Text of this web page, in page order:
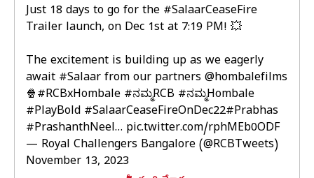
Just 18 days to go for the #SalaarCeaseFire
Trailer launch, on Dec 1st at 7:19 PM! 💥
The excitement is building up as we eagerly
await #Salaar from our partners @hombalefilms
🍿#RCBxHombale #ನಮ್ಮRCB #ನಮ್ಮHombale
#PlayBold #SalaarCeaseFireOnDec22#Prabhas
#PrashanthNeel… pic.twitter.com/rphMEb0ODF
— Royal Challengers Bangalore (@RCBTweets)
November 13, 2023